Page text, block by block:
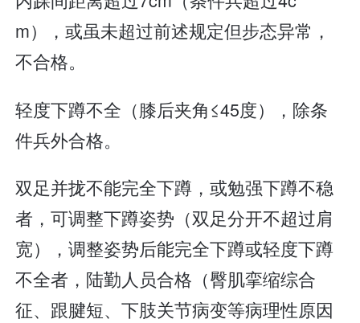
m），或虽未超过前述规定但步态异常，
不合格。
轻度下蹲不全（膝后夹角≤45度），除条
件兵外合格。
双足并拢不能完全下蹲，或勉强下蹲不稳
者，可调整下蹲姿势（双足分开不超过肩
宽），调整姿势后能完全下蹲或轻度下蹲
不全者，陆勤人员合格（臀肌挛缩综合
征、跟腱短、下肢关节病变等病理性原因